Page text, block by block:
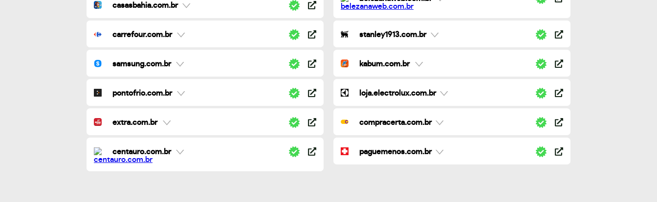
casasbahia.com.br
carrefour.com.br
samsung.com.br
pontofrio.com.br
extra.com.br
centauro.com.br
stanley1913.com.br
kabum.com.br
loja.electrolux.com.br
compracerta.com.br
paguemenos.com.br